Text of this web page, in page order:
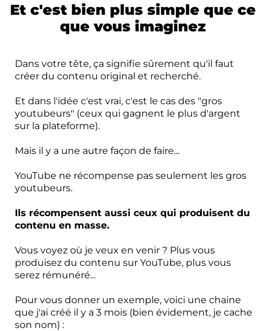
Et c'est bien plus simple que ce
que vous imaginez
Dans votre tête, ça signifie sûrement qu'il faut
créer du contenu original et recherché.
Et dans l'idée c'est vrai, c'est le cas des "gros
youtubeurs" (ceux qui gagnent le plus d'argent
sur la plateforme).
Mais il y a une autre façon de faire...
YouTube ne récompense pas seulement les gros
youtubeurs.
Ils récompensent aussi ceux qui produisent du
contenu en masse.
Vous voyez où je veux en venir ? Plus vous
produisez du contenu sur YouTube, plus vous
serez rémunéré...
Pour vous donner un exemple, voici une chaine
que j'ai créé il y a 3 mois (bien évidement, je cache
son nom) :